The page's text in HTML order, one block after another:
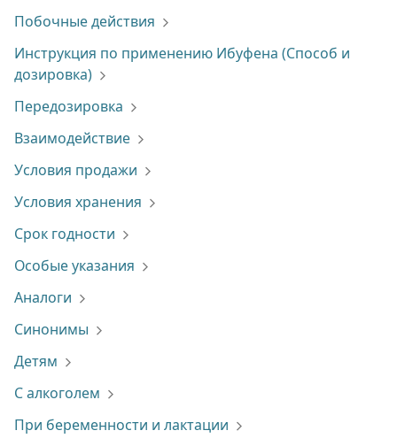
Побочные действия
Инструкция по применению Ибуфена (Способ и
дозировка)
Передозировка
Взаимодействие
Условия продажи
Условия хранения
Срок годности
Особые указания
Аналоги
Синонимы
Детям
С алкоголем
При беременности и лактации